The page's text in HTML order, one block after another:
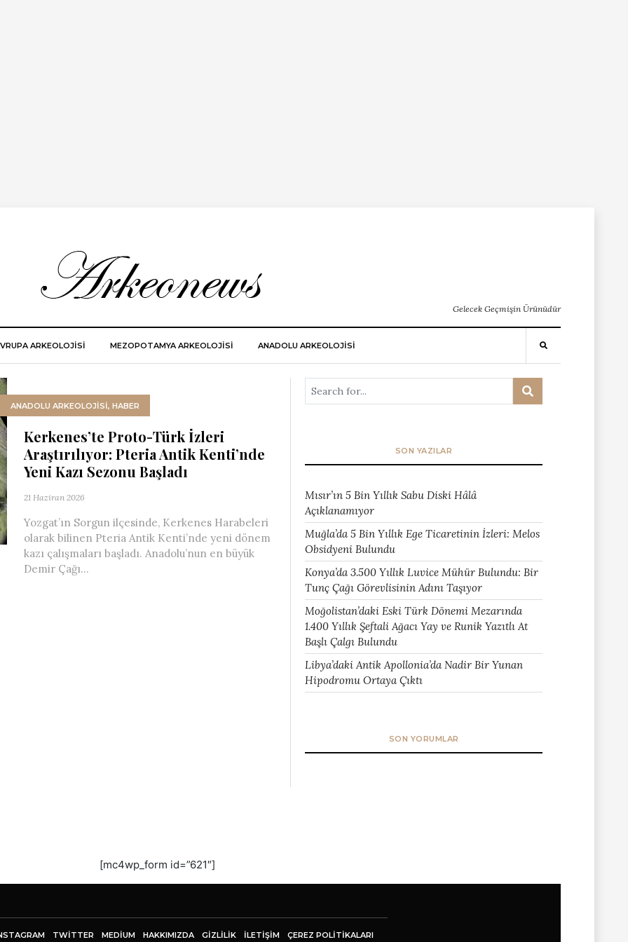
Gelecek Geçmişin Ürünüdür
ARKEOLOJISI MEZOPOTAMYA ARKEOLOJISI ANADOLU ARKEOLOJİSİ
ANADOLU ARKEOLOJİSİ, HABER
Kerkenes’te Proto-Türk İzleri
Araştırılıyor: Pteria Antik Kenti’nde
Yeni Kazı Sezonu Başladı
21 Haziran 2026
Yozgat’ın Sorgun ilçesinde, Kerkenes Harabeleri
olarak bilinen Pteria Antik Kenti’nde yeni dönem
kazı çalışmaları başladı. Anadolu’nun en büyük
Demir Çağı...
SON YAZILAR
Mısır’ın 5 Bin Yıllık Sabu Diski Hâlâ
Açıklanamıyor
Muğla’da 5 Bin Yıllık Ege Ticaretinin İzleri: Melos
Obsidyeni Bulundu
Konya’da 3.500 Yıllık Luvice Mühür Bulundu: Bir
Tunç Çağı Görevlisinin Adını Taşıyor
Moğolistan’daki Eski Türk Dönemi Mezarında
1.400 Yıllık Şeftali Ağacı Yay ve Runik Yazıtlı At
Başlı Çalgı Bulundu
Libya’daki Antik Apollonia’da Nadir Bir Yunan
Hipodromu Ortaya Çıktı
SON YORUMLAR
[mc4wp_form id=”621″]
TWITTER MEDIUM HAKKIMIZDA GİZLİLİK İLETIŞIM ÇEREZ POLITIKALARI